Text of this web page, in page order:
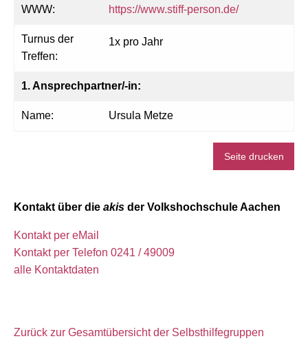
WWW: https://www.stiff-person.de/
Turnus der
Treffen:
1x pro Jahr
1. Ansprechpartner/-in:
Name: Ursula Metze
Seite drucken
Kontakt über die akis der Volkshochschule Aachen
Kontakt per eMail
Kontakt per Telefon 0241 / 49009
alle Kontaktdaten
Zurück zur Gesamtübersicht der Selbsthilfegruppen